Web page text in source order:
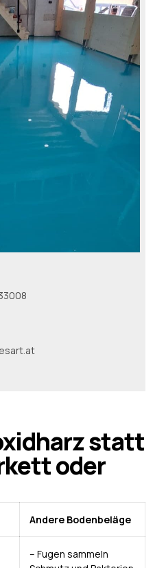
statt
oder
Andere Bodenbeläge
– Fugen sammeln